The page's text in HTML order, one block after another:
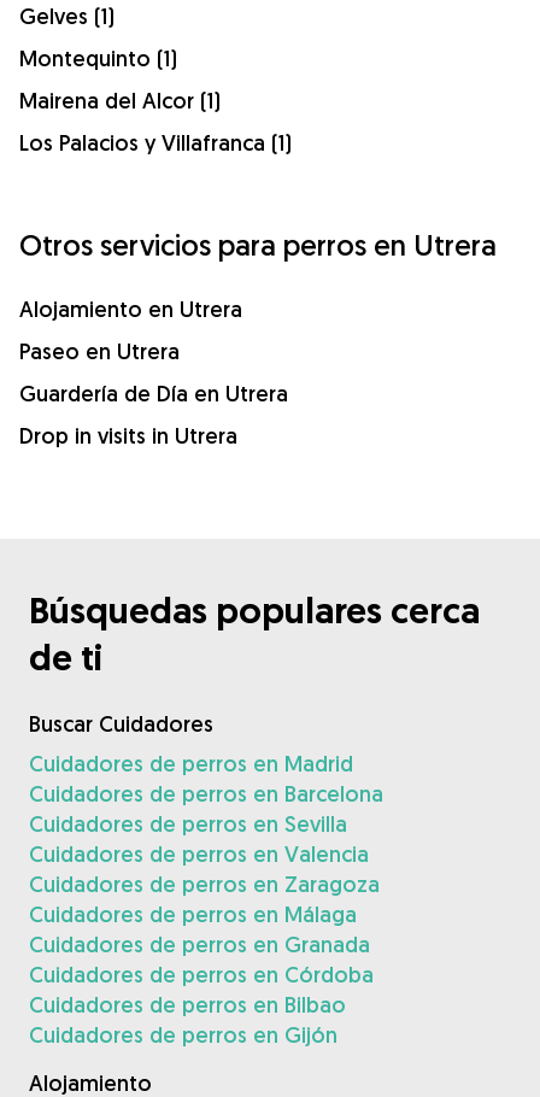
Gelves (1)
Montequinto (1)
Mairena del Alcor (1)
Los Palacios y Villafranca (1)
Otros servicios para perros en Utrera
Alojamiento en Utrera
Paseo en Utrera
Guardería de Día en Utrera
Drop in visits in Utrera
Búsquedas populares cerca
de ti
Buscar Cuidadores
Cuidadores de perros en Madrid
Cuidadores de perros en Barcelona
Cuidadores de perros en Sevilla
Cuidadores de perros en Valencia
Cuidadores de perros en Zaragoza
Cuidadores de perros en Málaga
Cuidadores de perros en Granada
Cuidadores de perros en Córdoba
Cuidadores de perros en Bilbao
Cuidadores de perros en Gijón
Alojamiento